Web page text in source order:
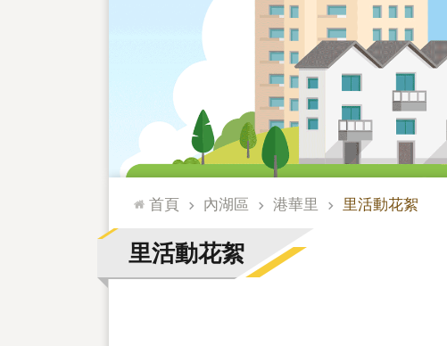
::: 首頁 內湖區 港華里 里活動花絮
里活動花絮